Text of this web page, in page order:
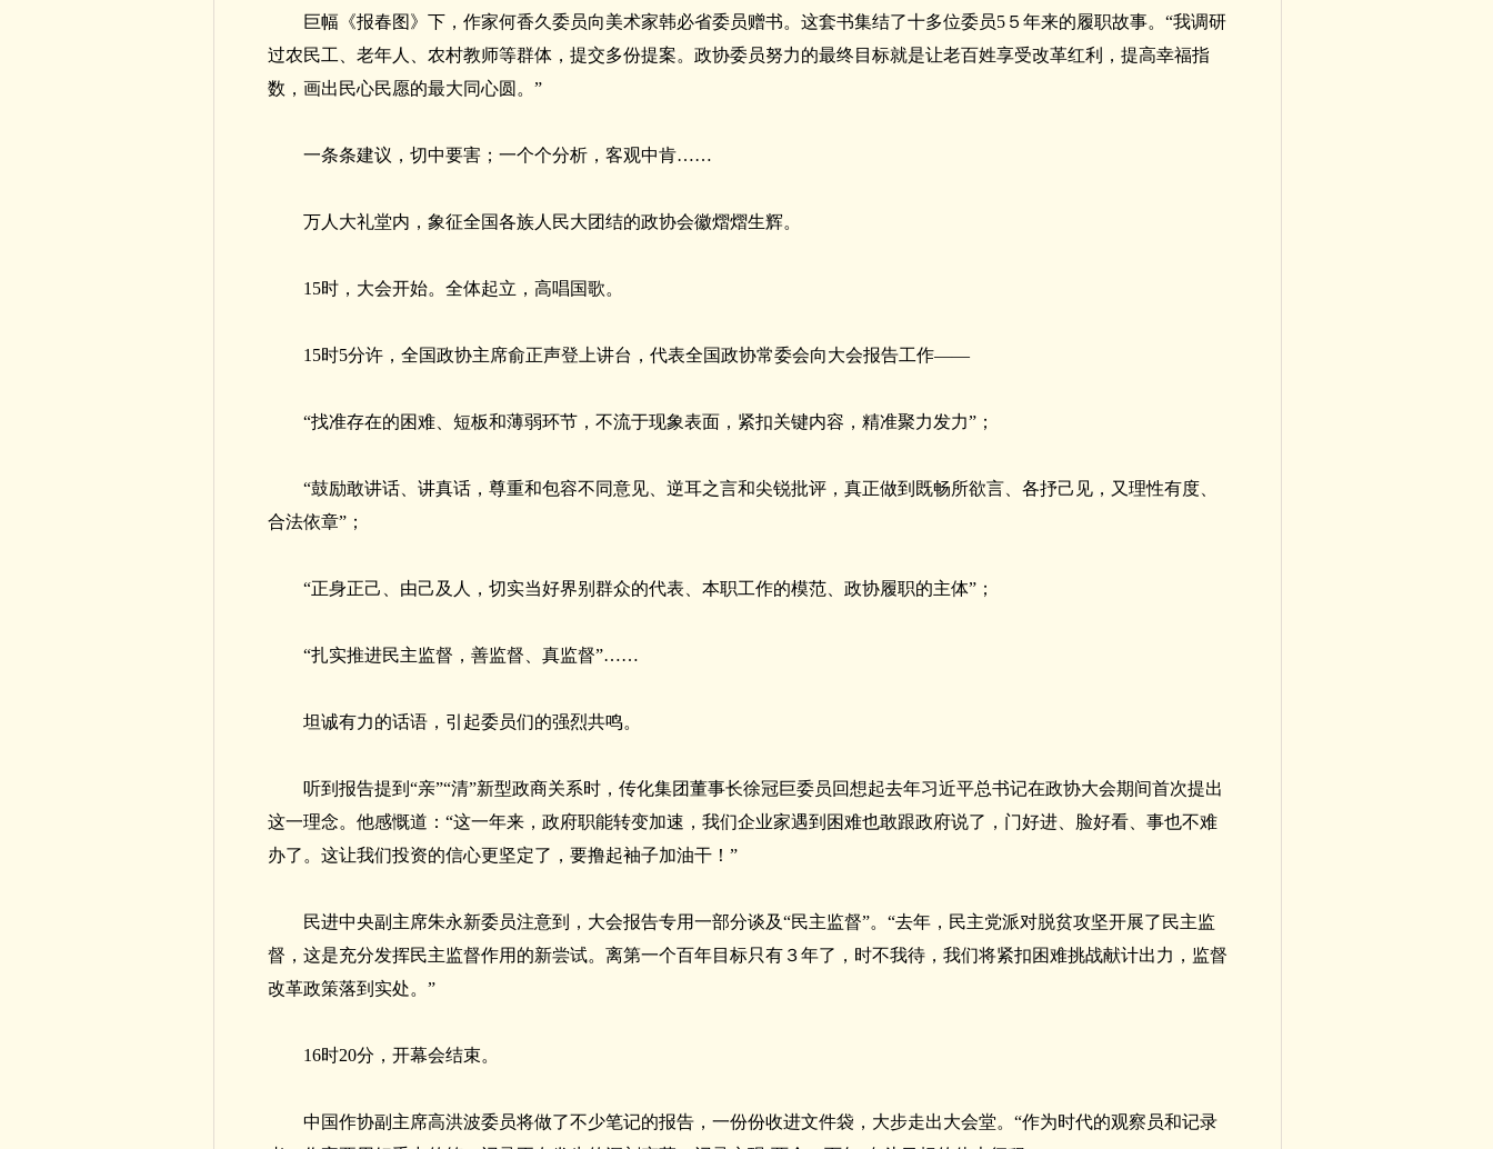
巨幅《报春图》下，作家何香久委员向美术家韩必省委员赠书。这套书集结了十多位委员5５年来的履职故事。“我调研
过农民工、老年人、农村教师等群体，提交多份提案。政协委员努力的最终目标就是让老百姓享受改革红利，提高幸福指
数，画出民心民愿的最大同心圆。”
一条条建议，切中要害；一个个分析，客观中肯……
万人大礼堂内，象征全国各族人民大团结的政协会徽熠熠生辉。
15时，大会开始。全体起立，高唱国歌。
15时5分许，全国政协主席俞正声登上讲台，代表全国政协常委会向大会报告工作——
“找准存在的困难、短板和薄弱环节，不流于现象表面，紧扣关键内容，精准聚力发力”；
“鼓励敢讲话、讲真话，尊重和包容不同意见、逆耳之言和尖锐批评，真正做到既畅所欲言、各抒己见，又理性有度、
合法依章”；
“正身正己、由己及人，切实当好界别群众的代表、本职工作的模范、政协履职的主体”；
“扎实推进民主监督，善监督、真监督”……
坦诚有力的话语，引起委员们的强烈共鸣。
听到报告提到“亲”“清”新型政商关系时，传化集团董事长徐冠巨委员回想起去年习近平总书记在政协大会期间首次提出
这一理念。他感慨道：“这一年来，政府职能转变加速，我们企业家遇到困难也敢跟政府说了，门好进、脸好看、事也不难
办了。这让我们投资的信心更坚定了，要撸起袖子加油干！”
民进中央副主席朱永新委员注意到，大会报告专用一部分谈及“民主监督”。“去年，民主党派对脱贫攻坚开展了民主监
督，这是充分发挥民主监督作用的新尝试。离第一个百年目标只有３年了，时不我待，我们将紧扣困难挑战献计出力，监督
改革政策落到实处。”
16时20分，开幕会结束。
中国作协副主席高洪波委员将做了不少笔记的报告，一份份收进文件袋，大步走出大会堂。“作为时代的观察员和记录